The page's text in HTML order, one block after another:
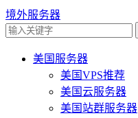
境外服务器
美国服务器
美国VPS推荐
美国云服务器
美国站群服务器